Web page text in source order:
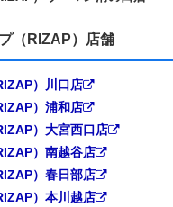
（RIZAP）店舗
）川口店
）浦和店
）大宮西口店
）南越谷店
）春日部店
）本川越店